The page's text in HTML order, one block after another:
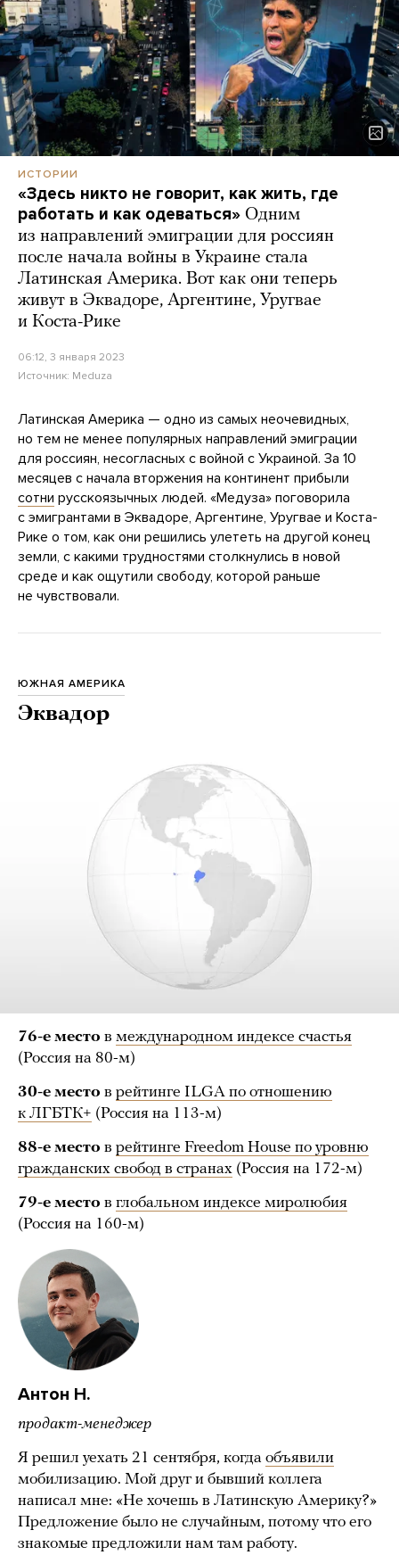
ИСТОРИИ
«Здесь никто не говорит, как жить, где
работать и как одеваться» Одним
из направлений эмиграции для россиян
после начала войны в Украине стала
Латинская Америка. Вот как они теперь
живут в Эквадоре, Аргентине, Уругвае
и Коста-Рике
06:12, 3 января 2023
Источник: Meduza
Латинская Америка — одно из самых неочевидных,
но тем не менее популярных направлений эмиграции
для россиян, несогласных с войной с Украиной. За 10
месяцев с начала вторжения на континент прибыли
сотни русскоязычных людей. «Медуза» поговорила
с эмигрантами в Эквадоре, Аргентине, Уругвае и Коста-
Рике о том, как они решились улететь на другой конец
земли, с какими трудностями столкнулись в новой
среде и как ощутили свободу, которой раньше
не чувствовали.
ЮЖНАЯ АМЕРИКА
Эквадор
76-е место в международном индексе счастья
(Россия на 80-м)
30-е место в рейтинге ILGA по отношению
к ЛГБТК+ (Россия на 113-м)
88-е место в рейтинге Freedom House по уровню
гражданских свобод в странах (Россия на 172-м)
79-е место в глобальном индексе миролюбия
(Россия на 160-м)
Антон Н.
продакт-менеджер
Я решил уехать 21 сентября, когда объявили
мобилизацию. Мой друг и бывший коллега
написал мне: «Не хочешь в Латинскую Америку?»
Предложение было не случайным, потому что его
знакомые предложили нам там работу.